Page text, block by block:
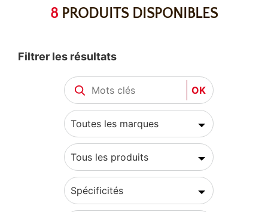
8 PRODUITS DISPONIBLES
Filtrer les résultats
OK
Toutes les marques
Tous les produits
Spécificités